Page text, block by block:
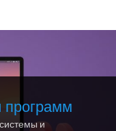
программ
и